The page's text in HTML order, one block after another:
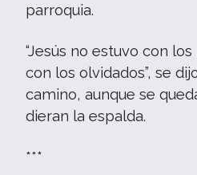
parroquia.
“Jesús no estuvo con
con los olvidados”, se
camino, aunque se
dieran la espalda.
***